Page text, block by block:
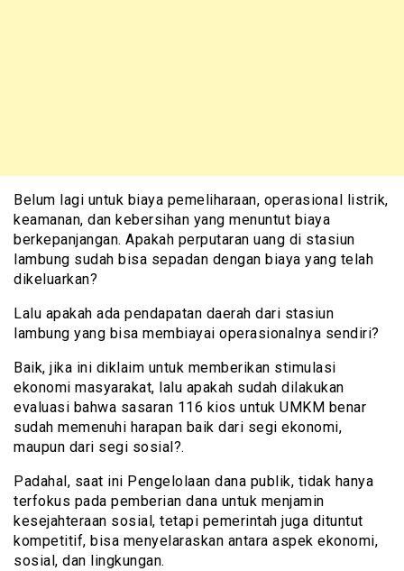
Belum lagi untuk biaya pemeliharaan, operasional listrik,
keamanan, dan kebersihan yang menuntut biaya
berkepanjangan. Apakah perputaran uang di stasiun
lambung sudah bisa sepadan dengan biaya yang telah
dikeluarkan?
Lalu apakah ada pendapatan daerah dari stasiun
lambung yang bisa membiayai operasionalnya sendiri?
Baik, jika ini diklaim untuk memberikan stimulasi
ekonomi masyarakat, lalu apakah sudah dilakukan
evaluasi bahwa sasaran 116 kios untuk UMKM benar
sudah memenuhi harapan baik dari segi ekonomi,
maupun dari segi sosial?.
Padahal, saat ini Pengelolaan dana publik, tidak hanya
terfokus pada pemberian dana untuk menjamin
kesejahteraan sosial, tetapi pemerintah juga dituntut
kompetitif, bisa menyelaraskan antara aspek ekonomi,
sosial, dan lingkungan.